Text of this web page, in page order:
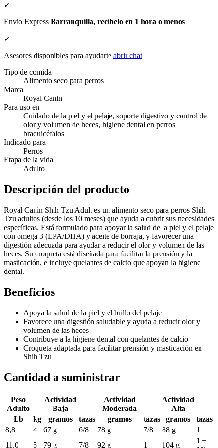
✓
Envío Express Barranquilla, recíbelo en 1 hora o menos
✓
Asesores disponibles para ayudarte abrir chat
Tipo de comida
Alimento seco para perros
Marca
Royal Canin
Para uso en
Cuidado de la piel y el pelaje, soporte digestivo y control de
olor y volumen de heces, higiene dental en perros
braquicéfalos
Indicado para
Perros
Etapa de la vida
Adulto
Descripción del producto
Royal Canin Shih Tzu Adult es un alimento seco para perros Shih
Tzu adultos (desde los 10 meses) que ayuda a cubrir sus necesidades
específicas. Está formulado para apoyar la salud de la piel y el pelaje
con omega 3 (EPA/DHA) y aceite de borraja, y favorecer una
digestión adecuada para ayudar a reducir el olor y volumen de las
heces. Su croqueta está diseñada para facilitar la prensión y la
masticación, e incluye quelantes de calcio que apoyan la higiene
dental.
Beneficios
Apoya la salud de la piel y el brillo del pelaje
Favorece una digestión saludable y ayuda a reducir olor y
volumen de las heces
Contribuye a la higiene dental con quelantes de calcio
Croqueta adaptada para facilitar prensión y masticación en
Shih Tzu
Cantidad a suministrar
Peso
Adulto
Actividad
Baja
Actividad
Moderada
Actividad
Alta
Lb
kg gramos tazas gramos tazas gramos
tazas
8,8
4 67 g 6/8 78 g 7/8 88 g
1
11,0
5 79 g 7/8 92 g 1 104 g
1 +